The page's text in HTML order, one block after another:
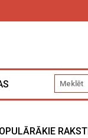
RAKSTI